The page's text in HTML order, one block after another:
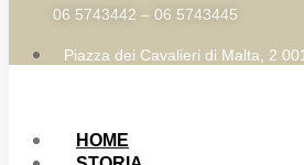
06 5743442 – 06 5743445
Piazza dei Cavalieri di Malta, 2
HOME